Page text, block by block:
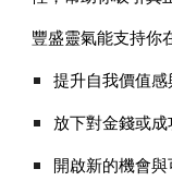
豐盛靈氣能支持你
提升自我價值
放下對金錢或
開啟新的機會與